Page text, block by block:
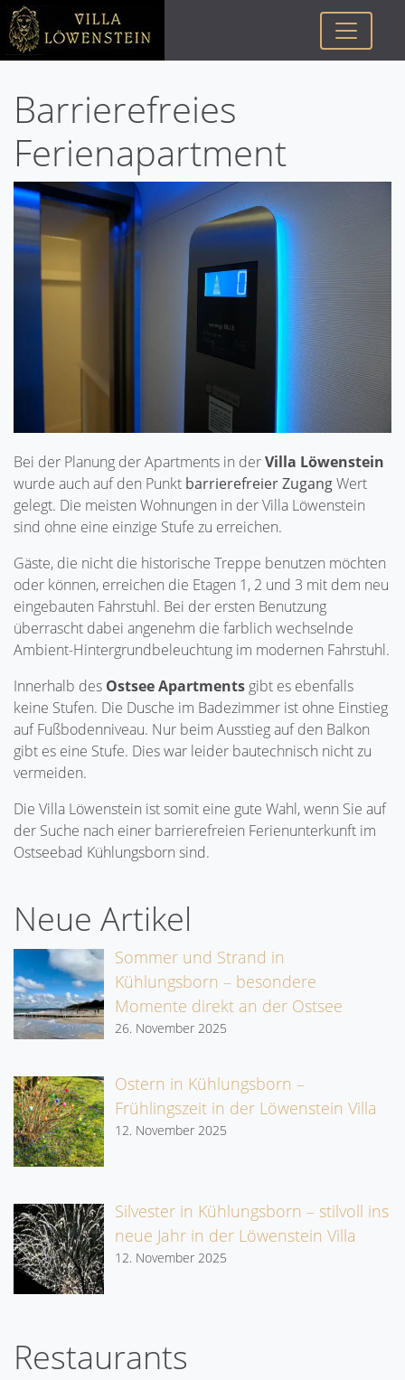
Barrierefreies
Ferienapartment
Bei der Planung der Apartments in derVilla Löwenstein
wurde auch auf den Punkt barrierefreier ZugangWert
gelegt. Die meisten Wohnungen in der Villa Löwenstein
sind ohne eine einzige Stufe zu erreichen.
Gäste, die nicht die historische Treppe benutzen möchten
oder können, erreichen die Etagen 1, 2 und 3 mit dem neu
eingebauten Fahrstuhl. Bei der ersten Benutzung
überrascht dabei angenehm die farblich wechselnde
Ambient-Hintergrundbeleuchtung im modernen Fahrstuhl.
Innerhalb des Ostsee Apartments gibt es ebenfalls
keine Stufen. Die Dusche im Badezimmer ist ohne Einstieg
auf Fußbodenniveau. Nur beim Ausstieg auf den Balkon
gibt es eine Stufe. Dies war leider bautechnisch nicht zu
vermeiden.
Die Villa Löwenstein ist somit eine gute Wahl, wenn Sie auf
der Suche nach einer barrierefreien Ferienunterkunft im
Ostseebad Kühlungsborn sind.
Neue Artikel
Sommer und Strand in
Kühlungsborn – besondere
Momente direkt an der Ostsee
26. November 2025
Ostern in Kühlungsborn –
Frühlingszeit in der Löwenstein Villa
12. November 2025
Silvester in Kühlungsborn – stilvoll ins
neue Jahr in der Löwenstein Villa
12. November 2025
Restaurants